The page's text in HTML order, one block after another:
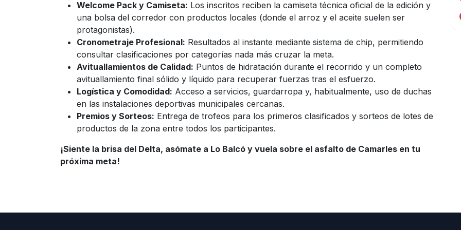
Welcome Pack y Camiseta: Los inscritos reciben la camiseta técnica oficial de la edición y
una bolsa del corredor con productos locales (donde el arroz y el aceite suelen ser
protagonistas).
Cronometraje Profesional: Resultados al instante mediante sistema de chip, permitiendo
consultar clasificaciones por categorías nada más cruzar la meta.
Avituallamientos de Calidad: Puntos de hidratación durante el recorrido y un completo
avituallamiento final sólido y líquido para recuperar fuerzas tras el esfuerzo.
Logística y Comodidad: Acceso a servicios, guardarropa y, habitualmente, uso de duchas
en las instalaciones deportivas municipales cercanas.
Premios y Sorteos: Entrega de trofeos para los primeros clasificados y sorteos de lotes de
productos de la zona entre todos los participantes.
¡Siente la brisa del Delta, asómate a Lo Balcó y vuela sobre el asfalto de Camarles en tu
próxima meta!